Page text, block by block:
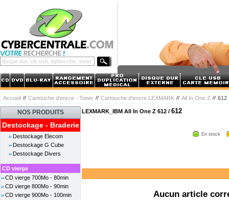
Accueil Cartouche d'encre - Toner Cartouche d'encre LEXMARK All In One Z 612
NOS PRODUITS
Destockage - Braderie
Destockage Elecom
Destockage G Cube
Destockage Divers
CD vierge
CD vierge 700Mo - 80min
CD vierge 800Mo - 90min
CD vierge 900Mo - 100min
LEXMARK_IBM All In One Z 612 / 612
En stock
Aucun article